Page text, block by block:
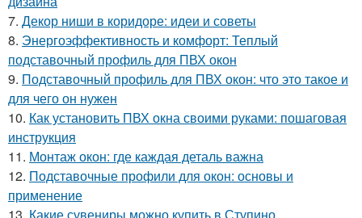
7. Декор ниши в коридоре: идеи и советы
8. Энергоэффективность и комфорт: Теплый
подставочный профиль для ПВХ окон
9. Подставочный профиль для ПВХ окон: что это такое и
для чего он нужен
10. Как установить ПВХ окна своими руками: пошаговая
инструкция
11. Монтаж окон: где каждая деталь важна
12. Подставочные профили для окон: основы и
применение